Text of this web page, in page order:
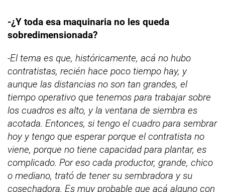
-¿Y toda esa maquinaria no les queda
sobredimensionada?
-El tema es que, históricamente, acá no hubo
contratistas, recién hace poco tiempo hay, y
aunque las distancias no son tan grandes, el
tiempo operativo que tenemos para trabajar sobre
los cuadros es alto, y la ventana de siembra es
acotada. Entonces, si tengo el cuadro para sembrar
hoy y tengo que esperar porque el contratista no
viene, porque no tiene capacidad para plantar, es
complicado. Por eso cada productor, grande, chico
o mediano, trató de tener su sembradora y su
cosechadora. Es muy probable que acá alguno con